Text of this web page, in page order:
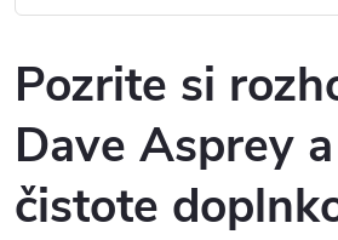
Pozrite si
Dave Asprey
čistote